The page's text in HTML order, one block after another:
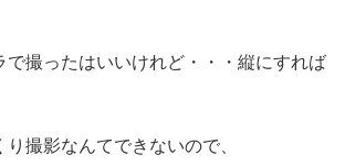
で撮ったはいいけれど・・・縦にすれば
撮影なんてできないので、